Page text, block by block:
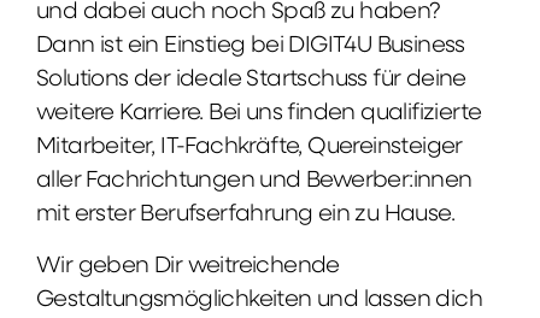
und dabei auch noch Spaß zu haben?
Dann ist ein Einstieg bei DIGIT4U Business
Solutions der ideale Startschuss für deine
weitere Karriere. Bei uns finden qualifizierte
Mitarbeiter, IT-Fachkräfte, Quereinsteiger
aller Fachrichtungen und Bewerber:innen
mit erster Berufserfahrung ein zu Hause.
Wir geben Dir weitreichende
Gestaltungsmöglichkeiten und lassen dich